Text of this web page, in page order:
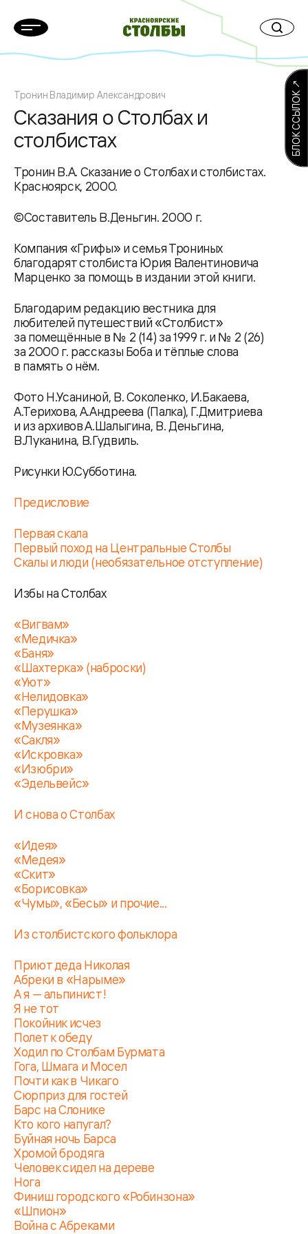
Тронин Владимир Александрович
Сказания о Столбах и
столбистах
Тронин В.А. Сказание о Столбах и столбистах.
Красноярск, 2000.
©Составитель В.Деньгин. 2000 г.
Компания «Грифы» и семья Трониных
благодарят столбиста Юрия Валентиновича
Марценко за помощь в издании этой книги.
Благодарим редакцию вестника для
любителей путешествий «Столбист»
за помещённые в № 2 (14) за 1999 г. и № 2 (26)
за 2000 г. рассказы Боба и тёплые слова
в память о нём.
Фото Н.Усаниной, В. Соколенко, И.Бакаева,
А.Терихова, А.Андреева (Палка), Г.Дмитриева
и из архивов А.Шалыгина, В. Деньгина,
В.Луканина, В.Гудвиль.
Рисунки Ю.Субботина.
Предисловие
Первая скала
Первый поход на Центральные Столбы
Скалы и люди (необязательное отступление)
Избы на Столбах
«Вигвам»
«Медичка»
«Баня»
«Шахтерка» (наброски)
«Уют»
«Нелидовка»
«Перушка»
«Музеянка»
«Сакля»
«Искровка»
«Изюбри»
«Эдельвейс»
И снова о Столбах
«Идея»
«Медея»
«Скит»
«Борисовка»
«Чумы», «Бесы» и прочие...
Из столбистского фольклора
Приют деда Николая
Абреки в «Нарыме»
А я — альпинист!
Я не тот
Покойник исчез
Полет к обеду
Ходил по Столбам Бурмата
Гога, Шмага и Мосел
Почти как в Чикаго
Сюрприз для гостей
Барс на Слонике
Кто кого напугал?
Буйная ночь Барса
Хромой бродяга
Человек сидел на дереве
Нога
Финиш городского «Робинзона»
«Шпион»
Война с Абреками
БЛОК ССЫЛОК ↗